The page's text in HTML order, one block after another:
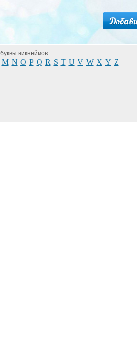
никнеймов:
M N O P Q R S T U V W X Y Z